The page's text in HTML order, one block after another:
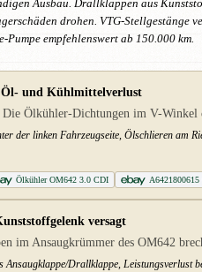
Ausbau. Drallklappen aus
drohen. VTG-
empfehlenswert ab 150.000 km.
und Kühlmittelverlust
Die Ölkühler-Dichtungen im V-
der linken Fahrzeugseite, Ölschlieren am
Ölkühler OM642 3.0 CDI
versagt
im Ansaugkrümmer des OM642
Ansaugklappe/Drallklappe, Leistungsverlust